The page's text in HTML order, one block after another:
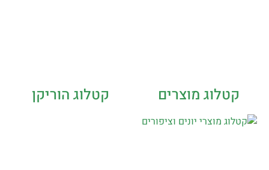
קטלוג מוצרים קטלוג הוריקן